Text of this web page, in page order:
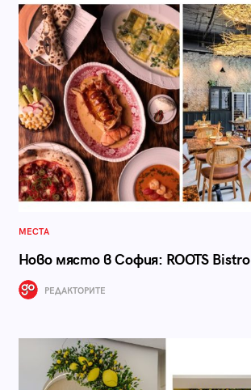
МЕСТА
Ново място в София: ROOTS Bistro
РЕДАКТОРИТЕ